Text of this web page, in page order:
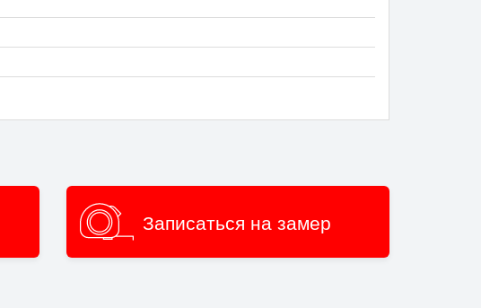
Записаться на замер